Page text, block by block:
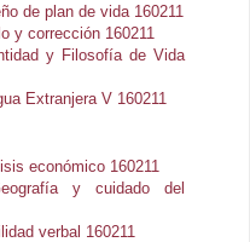
de plan de vida 160211
y corrección 160211
y Filosofía de Vida
Extranjera V 160211
económico 160211
y cuidado del
verbal 160211